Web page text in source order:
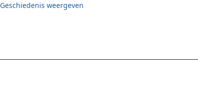
Geschiedenis weergeven